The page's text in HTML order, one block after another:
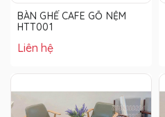
BÀN GHẾ CAFE GỖ NỆM
HTT001
Liên hệ